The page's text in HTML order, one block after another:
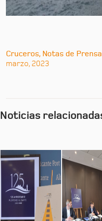
Cruceros, Notas de
marzo, 2023
Noticias